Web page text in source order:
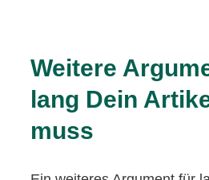
Weitere
lang Dein
muss